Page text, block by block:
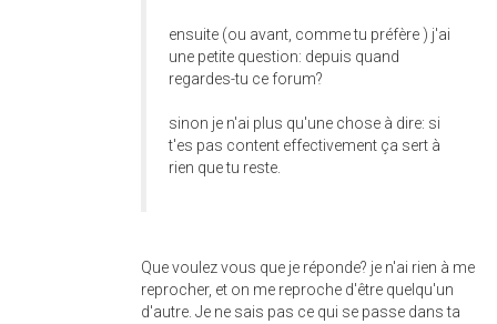
ensuite (ou avant, comme tu préfère ) j'ai
une petite question: depuis quand
regardes-tu ce forum?
sinon je n'ai plus qu'une chose à dire: si
t'es pas content effectivement ça sert à
rien que tu reste.
Que voulez vous que je réponde? je n'ai rien à me
reprocher, et on me reproche d'être quelqu'un
d'autre. Je ne sais pas ce qui se passe dans ta